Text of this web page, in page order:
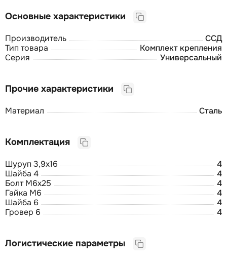
Основные характеристики
Производитель
ССД
Тип товара
Комплект крепления
Серия
Универсальный
Прочие характеристики
Материал Сталь
Комплектация
Шуруп 3,9х16
4
Шайба 4
4
Болт М6х25
4
Гайка М6
4
Шайба 6
4
Гровер 6
4
Логистические параметры